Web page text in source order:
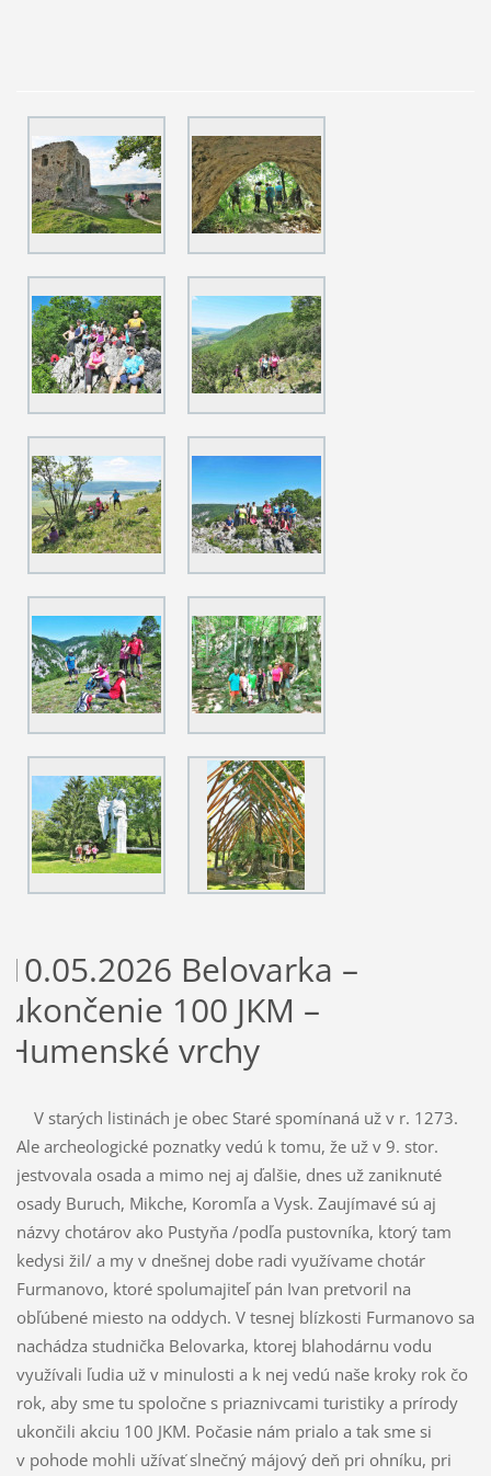
10.05.2026 Belovarka –
ukončenie 100 JKM –
Humenské vrchy
V starých listinách je obec Staré spomínaná už v r. 1273.
Ale archeologické poznatky vedú k tomu, že už v 9. stor.
jestvovala osada a mimo nej aj ďalšie, dnes už zaniknuté
osady Buruch, Mikche, Koromľa a Vysk. Zaujímavé sú aj
názvy chotárov ako Pustyňa /podľa pustovníka, ktorý tam
kedysi žil/ a my v dnešnej dobe radi využívame chotár
Furmanovo, ktoré spolumajiteľ pán Ivan pretvoril na
obľúbené miesto na oddych. V tesnej blízkosti Furmanovo sa
nachádza studnička Belovarka, ktorej blahodárnu vodu
využívali ľudia už v minulosti a k nej vedú naše kroky rok čo
rok, aby sme tu spoločne s priaznivcami turistiky a prírody
ukončili akciu 100 JKM. Počasie nám prialo a tak sme si
v pohode mohli užívať slnečný májový deň pri ohníku, pri